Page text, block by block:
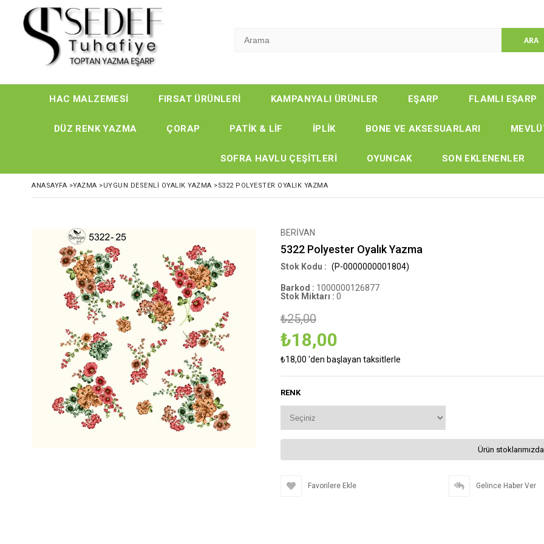
HAC MALZEMESİ FIRSAT ÜRÜNLERİ KAMPANYALI ÜRÜNLER EŞARP FLAMLI EŞARP
DÜZ RENK YAZMA ÇORAP PATİK & LİF İPLİK BONE VE AKSESUARLARI
SOFRA HAVLU ÇEŞİTLERİ OYUNCAK SON EKLENENLER
ANASAYFA >YAZMA >UYGUN DESENLİ OYALIK YAZMA >5322 POLYESTER OYALIK YAZMA
BERİVAN
5322 Polyester Oyalık Yazma
(P-0000000001804)
Barkod : 1000000126877
Stok Miktarı : 0
₺25,00
₺18,00
₺18,00 'den başlayan taksitlerle
RENK
Ürün
Favorilere Ekle Gelince Haber Ver